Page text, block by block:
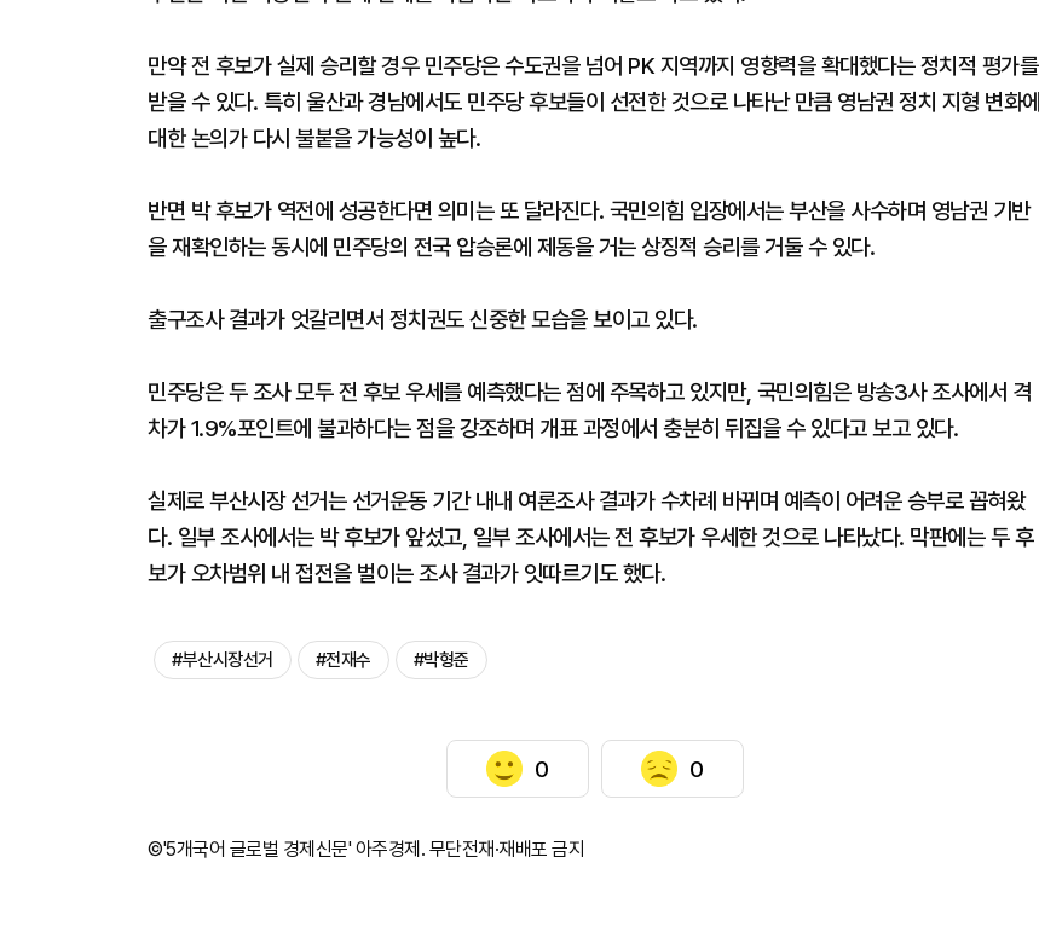
만약 전 후보가 실제 승리할 경우 민주당은 수도권을 넘어 PK 지역까지 영향력을 확대했다는 정치적 평가를
받을 수 있다. 특히 울산과 경남에서도 민주당 후보들이 선전한 것으로 나타난 만큼 영남권 정치 지형 변화에
대한 논의가 다시 불붙을 가능성이 높다.
반면 박 후보가 역전에 성공한다면 의미는 또 달라진다. 국민의힘 입장에서는 부산을 사수하며 영남권 기반
을 재확인하는 동시에 민주당의 전국 압승론에 제동을 거는 상징적 승리를 거둘 수 있다.
출구조사 결과가 엇갈리면서 정치권도 신중한 모습을 보이고 있다.
민주당은 두 조사 모두 전 후보 우세를 예측했다는 점에 주목하고 있지만, 국민의힘은 방송3사 조사에서 격
차가 1.9%포인트에 불과하다는 점을 강조하며 개표 과정에서 충분히 뒤집을 수 있다고 보고 있다.
실제로 부산시장 선거는 선거운동 기간 내내 여론조사 결과가 수차례 바뀌며 예측이 어려운 승부로 꼽혀왔
다. 일부 조사에서는 박 후보가 앞섰고, 일부 조사에서는 전 후보가 우세한 것으로 나타났다. 막판에는 두 후
보가 오차범위 내 접전을 벌이는 조사 결과가 잇따르기도 했다.
#부산시장선거 #전재수 #박형준
0 0
©'5개국어 글로벌 경제신문' 아주경제. 무단전재·재배포 금지